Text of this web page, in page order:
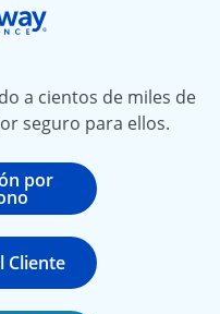
a cientos de miles de
seguro para ellos.
por
Cliente
531-6720